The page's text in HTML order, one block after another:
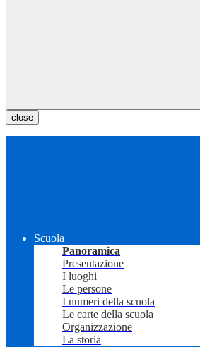
close
Scuola
Panoramica
Presentazione
I luoghi
Le persone
I numeri della scuola
Le carte della scuola
Organizzazione
La storia